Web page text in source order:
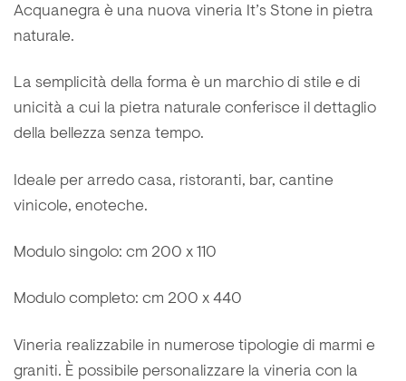
Acquanegra è una nuova vineria It’s Stone in pietra
naturale.
La semplicità della forma è un marchio di stile e di
unicità a cui la pietra naturale conferisce il dettaglio
della bellezza senza tempo.
Ideale per arredo casa, ristoranti, bar, cantine
vinicole, enoteche.
Modulo singolo: cm 200 x 110
Modulo completo: cm 200 x 440
Vineria realizzabile in numerose tipologie di marmi e
graniti. È possibile personalizzare la vineria con la